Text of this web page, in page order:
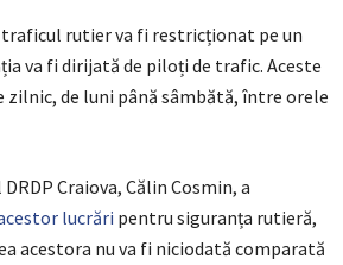
rutier va fi restricționat pe un
va fi dirijată de piloți de trafic. Aceste
de luni până sâmbătă, între orele
Craiova, Călin Cosmin, a
lucrări pentru siguranța rutieră,
acestora nu va fi niciodată comparată